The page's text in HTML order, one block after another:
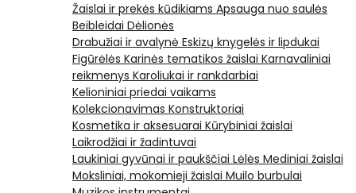
Žaislai ir prekės kūdikiams Apsauga nuo saulės
Beibleidai Dėlionės
Drabužiai ir avalynė Eskizų knygelės ir lipdukai
Figūrėlės Karinės tematikos žaislai Karnavaliniai
reikmenys Karoliukai ir rankdarbiai
Kelioniniai priedai vaikams
Kolekcionavimas Konstruktoriai
Kosmetika ir aksesuarai Kūrybiniai žaislai
Laikrodžiai ir žadintuvai
Laukiniai gyvūnai ir paukščiai Lėlės Mediniai žaislai
Moksliniai, mokomieji žaislai Muilo burbulai